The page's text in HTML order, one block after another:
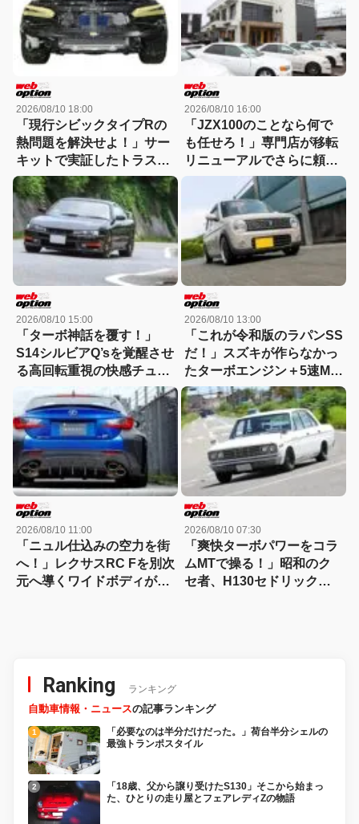
2026/08/10 18:00
「現行シビックタイプRの
熱問題を解決せよ！」サー
キットで実証したトラスト
高性能オイルクーラーの実
力
2026/08/10 16:00
「JZX100のことなら何で
も任せろ！」専門店が移転
リニューアルでさらに頼れ
る存在へ
2026/08/10 15:00
「ターボ神話を覆す！」
S14シルビアQ’sを覚醒させ
る高回転重視の快感チュー
ニングに迫る
2026/08/10 13:00
「これが令和版のラパンSS
だ！」スズキが作らなかっ
たターボエンジン＋5速MT
仕様が魅力的すぎる
2026/08/10 11:00
「ニュル仕込みの空力を街
へ！」レクサスRC Fを別次
元へ導くワイドボディがカ
2026/08/10 07:30
「爽快ターボパワーをコラ
ムMTで操る！」昭和のク
セ者、H130セドリックが
Ranking ランキング
自動車情報・ニュースの記事ランキング
「必要なのは半分だけだった。」荷台半分シェルの
最強トランポスタイル
「18歳、父から譲り受けたS130」そこから始まっ
た、ひとりの走り屋とフェアレディZの物語